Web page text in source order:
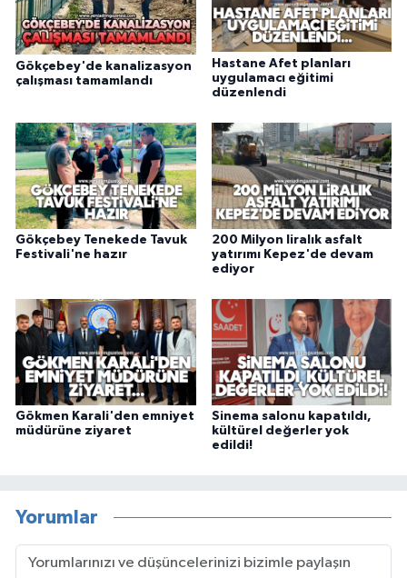
Gökçebey'de kanalizasyon
çalışması tamamlandı
Hastane Afet planları
uygulamacı eğitimi
düzenlendi
Gökçebey Tenekede Tavuk
Festivali'ne hazır
200 Milyon liralık asfalt
yatırımı Kepez'de devam
ediyor
Gökmen Karali'den emniyet
müdürüne ziyaret
Sinema salonu kapatıldı,
kültürel değerler yok
edildi!
Yorumlar